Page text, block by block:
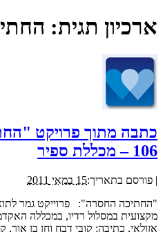
ארכיון תגית:
כתבה מתוך פרויקט
106 – מכללת ספיר
| פורסם בתאריך:15 במאי 2011
"החתיכה החסרה": פרוייקט גמר
מקצועית במסלול רדיו, במכללה
אזולאי, כתיבה: קובי דבח וחן בן אור,